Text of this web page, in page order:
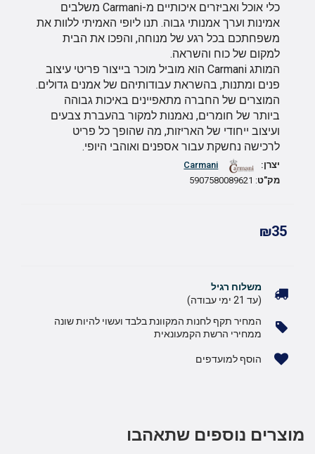
כלי אוכל ואביזרים איכותיים מ-Carmani משלבים
אמינות וערך אמנותי גבוה. תנו ליופי האמיתי ללוות את
משפחתכם בכל רגע של מנוחה, והפכו את הבית
למקום של כוח והשראה.
המותג Carmani הוא מוביל מוכר בייצור פריטי עיצוב
פנים ומתנות, בהשראת עבודותיהם של אמנים גדולים.
המוצרים של החברה מתאפיינים באיכות גבוהה
ביותר של חומרים, נאמנות למקור בהעברת צבעים
ועיצוב ייחודי של האריזות, מה שהופך כל פריט
לרכישה נחשקת עבור אספנים ואוהבי היופי.
יצרן:
Carmani
מק"ט: 5907580089621
₪35
משלוח רגיל
(עד 21 ימי עבודה)
המחיר תקף לחנות המקוונת בלבד ועשוי להיות שונה
ממחירי הרשת הקמעונאית
הוסף למועדפים
מוצרים נוספים שתאהבו